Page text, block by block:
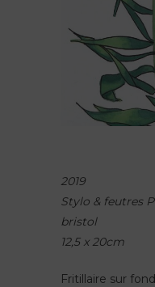
2019
Stylo & feutres
bristol
12,5 x 20cm
Fritillaire sur